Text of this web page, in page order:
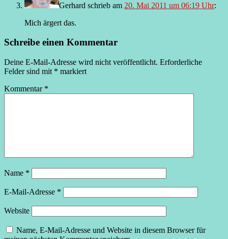
Gerhard schrieb am 20. Mai 2011 um 06:19 Uhr:
Mich ärgert das.
Schreibe einen Kommentar
Deine E-Mail-Adresse wird nicht veröffentlicht. Erforderliche
Felder sind mit * markiert
Kommentar *
Name *
E-Mail-Adresse *
Website
Name, E-Mail-Adresse und Website in diesem Browser für